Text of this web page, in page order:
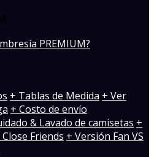
PREMIUM?
+ Tablas de Medida + Ver
+ Costo de envío
& Lavado de camisetas +
Friends + Versión Fan VS